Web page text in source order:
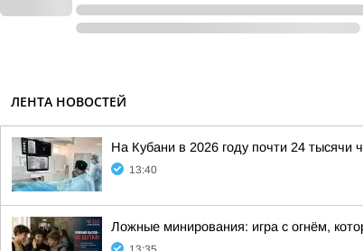
ЛЕНТА НОВОСТЕЙ
На Кубани в 2026 году почти 24 тысячи
13:40
Ложные минирования: игра с огнём,